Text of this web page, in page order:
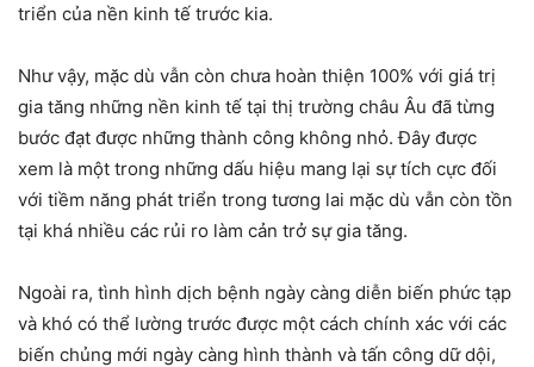
triển của nền kinh tế trước kia.
Như vậy, mặc dù vẫn còn chưa hoàn thiện 100% với giá trị
gia tăng những nền kinh tế tại thị trường châu Âu đã từng
bước đạt được những thành công không nhỏ. Đây được
xem là một trong những dấu hiệu mang lại sự tích cực đối
với tiềm năng phát triển trong tương lai mặc dù vẫn còn tồn
tại khá nhiều các rủi ro làm cản trở sự gia tăng.
Ngoài ra, tình hình dịch bệnh ngày càng diễn biến phức tạp
và khó có thể lường trước được một cách chính xác với các
biến chủng mới ngày càng hình thành và tấn công dữ dội,